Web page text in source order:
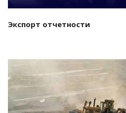
Экспорт отчетности